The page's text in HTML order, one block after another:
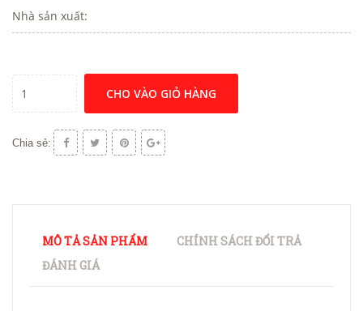
Nhà sản xuất:
CHO VÀO GIỎ HÀNG
Chia sẻ:
MÔ TẢ SẢN PHẨM
CHÍNH SÁCH ĐỔI TRẢ
ĐÁNH GIÁ